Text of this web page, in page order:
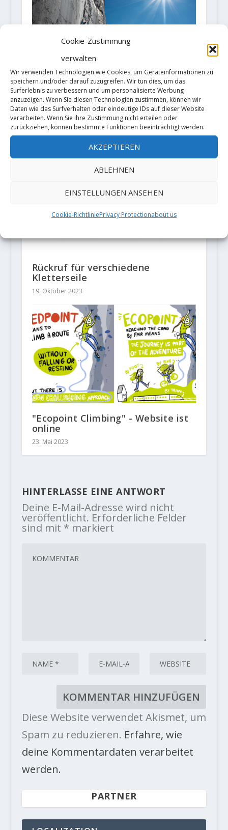
Cookie-Zustimmung
verwalten
Wir verwenden Technologien wie Cookies, um Geräteinformationen zu
speichern und/oder darauf zuzugreifen. Wir tun dies, um das
Surferlebnis zu verbessern und um personalisierte Werbung
anzuzeigen. Wenn Sie diesen Technologien zustimmen, können wir
Daten wie das Surfverhalten oder eindeutige IDs auf dieser Website
verarbeiten. Wenn Sie Ihre Zustimmung nicht erteilen oder
zurückziehen, können bestimmte Funktionen beeinträchtigt werden.
AKZEPTIEREN
ABLEHNEN
EINSTELLUNGEN ANSEHEN
Cookie-RichtliniePrivacy Protectionabout us
Kletter- und
Freizeitbeschränkungen wegen
Covid-19 in Österreich -
Änderungen am 15. November
Rückruf für verschiedene
Kletterseile
19. Oktober 2023
"Ecopoint Climbing" - Website ist
online
23. Mai 2023
HINTERLASSE EINE ANTWORT
Deine E-Mail-Adresse wird nicht
veröffentlicht. Erforderliche Felder
sind mit * markiert
Diese Website verwendet Akismet, um
Spam zu reduzieren. Erfahre, wie
deine Kommentardaten verarbeitet
werden.
PARTNER